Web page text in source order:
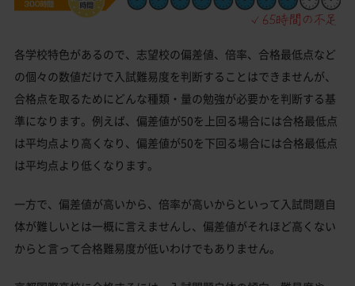
各学校特色があるので、志望校の偏差値、倍率、合格最低点など
の個々の数値だけで入試難易度を判断することはできませんが、
合格点を取るためにどんな種類・量の勉強が必要かを判断する基
準になります。例えば、偏差値が50を上回る場合には合格最低点
は平均点より高くなり、偏差値が50を下回る場合には合格最低点
は平均点より低くなります。
一方で、偏差値が高いから、倍率が高いからといって入試問題自
体が難しいとは一概に言えませんし、偏差値がそれほど高くない
からと言って合格難易度が低いわけでもありません。